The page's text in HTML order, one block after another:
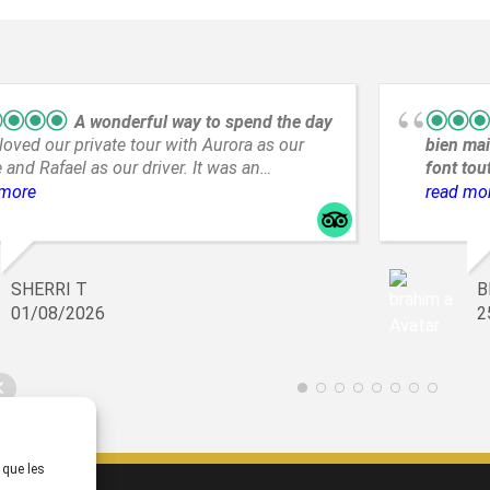
les
A wonderful way to spend the day
our private tour with Aurora as our
and Rafael as our driver. It was an
day with amazing views and a great
SHERRI T
01/08/2026
bien
font
en
tout
read